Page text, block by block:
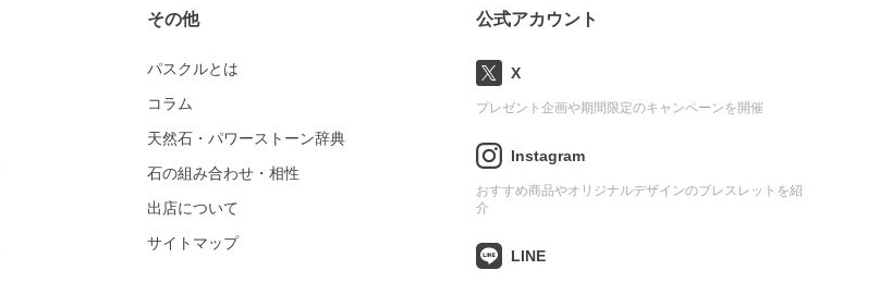
その他
パスクルとは
コラム
天然石・パワーストーン辞典
石の組み合わせ・相性
出店について
サイトマップ
公式アカウント
X
プレゼント企画や期間限定のキャンペーンを開催
Instagram
おすすめ商品やオリジナルデザインのブレスレットを紹
介
LINE